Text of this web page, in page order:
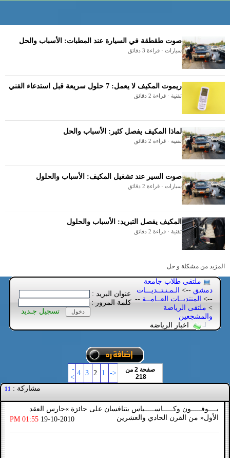
صوت طقطقة في السيارة عند المطبات: الأسباب والحل
سيارات · قراءة 3 دقائق
ريموت المكيف لا يعمل: 7 حلول سريعة قبل استدعاء الفني
تقنية · قراءة 2 دقائق
لماذا المكيف يفصل كثير: الأسباب والحل
تقنية · قراءة 2 دقائق
صوت السير عند تشغيل المكيف: الأسباب والحلول
سيارات · قراءة 2 دقائق
المكيف يفصل التبريد: الأسباب والحلول
تقنية · قراءة 2 دقائق
المزيد من مشكلة و حل
ملتقى طلاب جامعة
دمشق --> الـمـنـتــديـــات
--> المنتديــات العــامــة --
> ملتقى الرياضة
والمشجعين
اخبار الرياضة
عنوان البريد :
كلمة المرور :
تسجيل جـديد
صفحة 2 من
218
<-
2
3
4
-
>
مشاركة :
11
بــــوفـــــون وكـــــاســـــياس يتنافسان على جائزة »حارس العقد
الأول« من القرن الحادي والعشرين
19-10-2010
01:55 PM